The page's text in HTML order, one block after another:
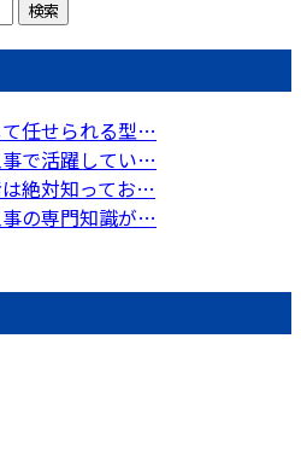
任せられる型…
で活躍してい…
絶対知ってお…
の専門知識が…